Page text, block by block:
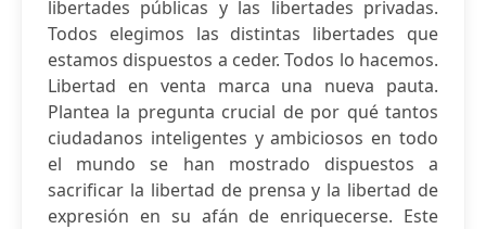
libertades públicas y las libertades privadas.
Todos elegimos las distintas libertades que
estamos dispuestos a ceder. Todos lo hacemos.
Libertad en venta marca una nueva pauta.
Plantea la pregunta crucial de por qué tantos
ciudadanos inteligentes y ambiciosos en todo
el mundo se han mostrado dispuestos a
sacrificar la libertad de prensa y la libertad de
expresión en su afán de enriquecerse. Este